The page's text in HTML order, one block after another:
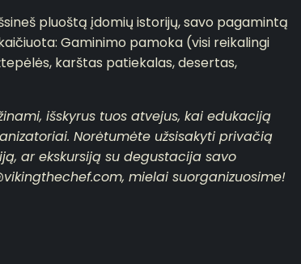
pluoštą įdomių istorijų, savo pagamintą
Gaminimo pamoka (visi reikalingi
karštas patiekalas, desertas,
išskyrus tuos atvejus, kai edukaciją
Norėtumėte užsisakyti privačią
ar ekskursiją su degustacija savo
mielai suorganizuosime!